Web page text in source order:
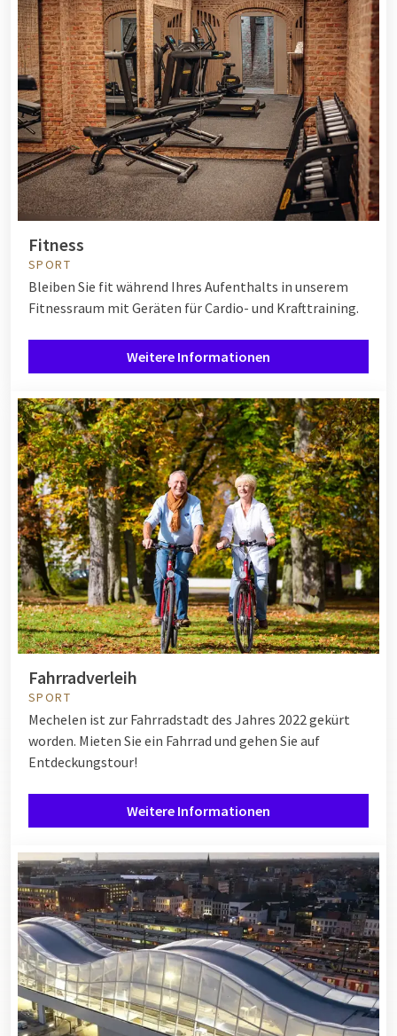
Fitness
SPORT
Bleiben Sie fit während Ihres Aufenthalts in unserem
Fitnessraum mit Geräten für Cardio- und Krafttraining.
Weitere Informationen
Fahrradverleih
SPORT
Mechelen ist zur Fahrradstadt des Jahres 2022 gekürt
worden. Mieten Sie ein Fahrrad und gehen Sie auf
Entdeckungstour!
Weitere Informationen